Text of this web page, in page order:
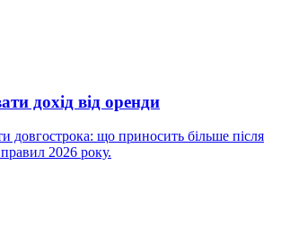
дохід від оренди
довгострока: що приносить більше після
правил 2026 року.